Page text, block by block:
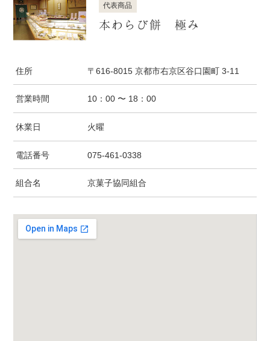
代表商品
本わらび餅 極み
住所 〒616-8015 京都市右京区谷口園町 3-11
営業時間 10：00 〜 18：00
休業日 火曜
電話番号 075-461-0338
組合名 京菓子協同組合